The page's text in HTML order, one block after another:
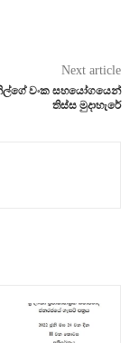
Next article
වංක සහයෝගයෙන්
තිස්ස මුදාහැරේ